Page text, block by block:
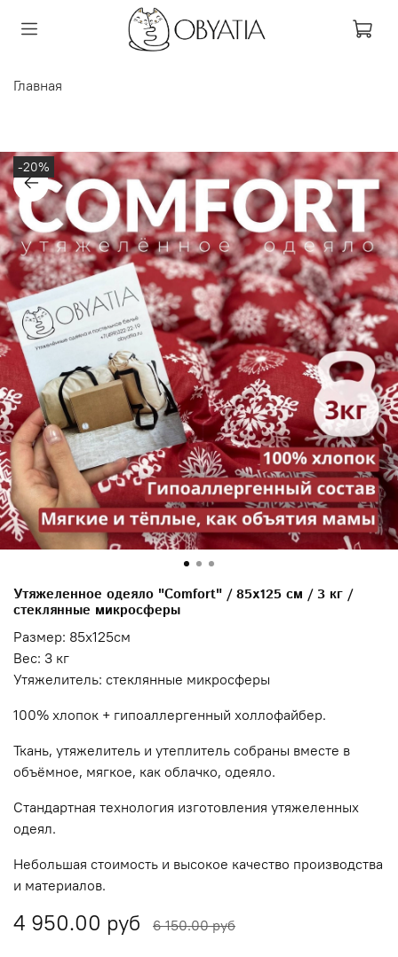
Главная
-20%
Утяжеленное одеяло "Comfort" / 85х125 см / 3 кг /
стеклянные микросферы
Размер: 85х125см
Вес: 3 кг
Утяжелитель: стеклянные микросферы
100% хлопок + гипоаллергенный холлофайбер.
Ткань, утяжелитель и утеплитель собраны вместе в
объёмное, мягкое, как облачко, одеяло.
Стандартная технология изготовления утяжеленных
одеял.
Небольшая стоимость и высокое качество производства
и материалов.
4 950.00 руб 6 150.00 руб